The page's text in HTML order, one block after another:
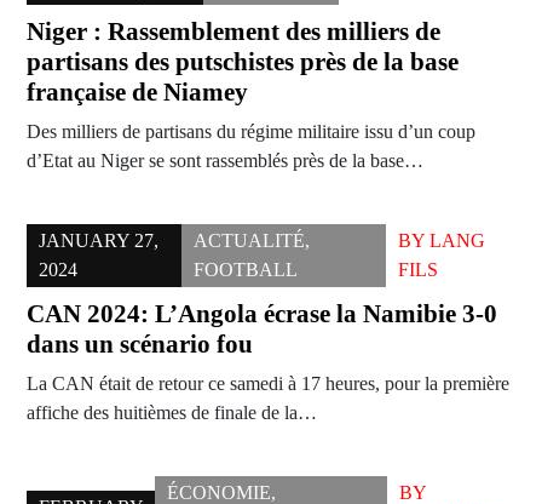
Niger : Rassemblement des milliers de
partisans des putschistes près de la base
française de Niamey
Des milliers de partisans du régime militaire issu d’un coup
d’Etat au Niger se sont rassemblés près de la base…
JANUARY 27,
2024
ACTUALITÉ,
FOOTBALL
BY LANG
FILS
CAN 2024: L’Angola écrase la Namibie 3-0
dans un scénario fou
La CAN était de retour ce samedi à 17 heures, pour la première
affiche des huitièmes de finale de la…
ÉCONOMIE,
BY